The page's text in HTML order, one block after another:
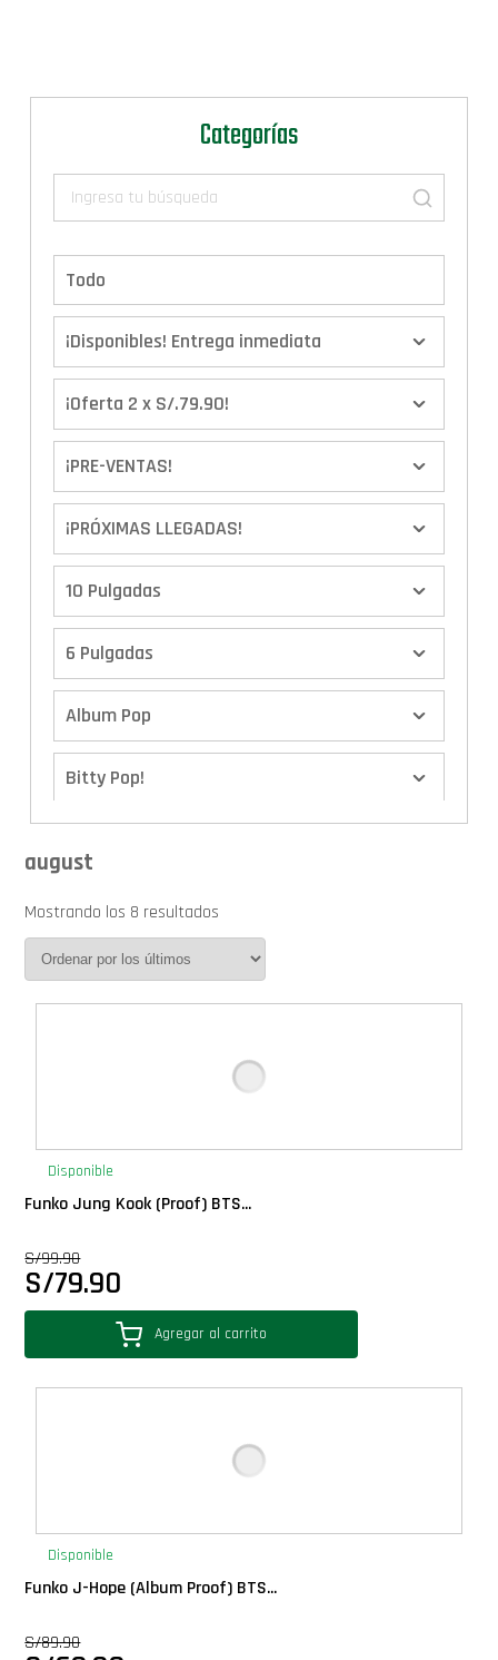
Categorías
Todo
¡Disponibles! Entrega inmediata
¡Oferta 2 x S/.79.90!
¡PRE-VENTAS!
¡PRÓXIMAS LLEGADAS!
10 Pulgadas
6 Pulgadas
Album Pop
Bitty Pop!
Calendario de Adviento
Cover Pop!
Exclusivos
Gift Cards
Llaveros Pop
Moments
Plush
Pop Nook (Rincon)
august
Mostrando los 8 resultados
Disponible
Funko Jung Kook (Proof) BTS...
S/99.90
S/79.90
Agregar al carrito
Disponible
Funko J-Hope (Album Proof) BTS...
S/89.90